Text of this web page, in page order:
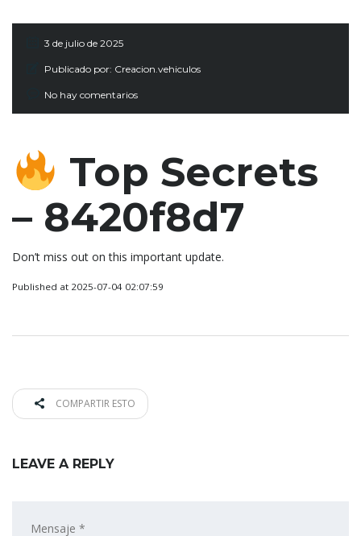
3 de julio de 2025
Publicado por: Creacion.vehiculos
No hay comentarios
Top Secrets
– 8420f8d7
Don’t miss out on this important update.
Published at 2025-07-04 02:07:59
COMPARTIR ESTO
LEAVE A REPLY